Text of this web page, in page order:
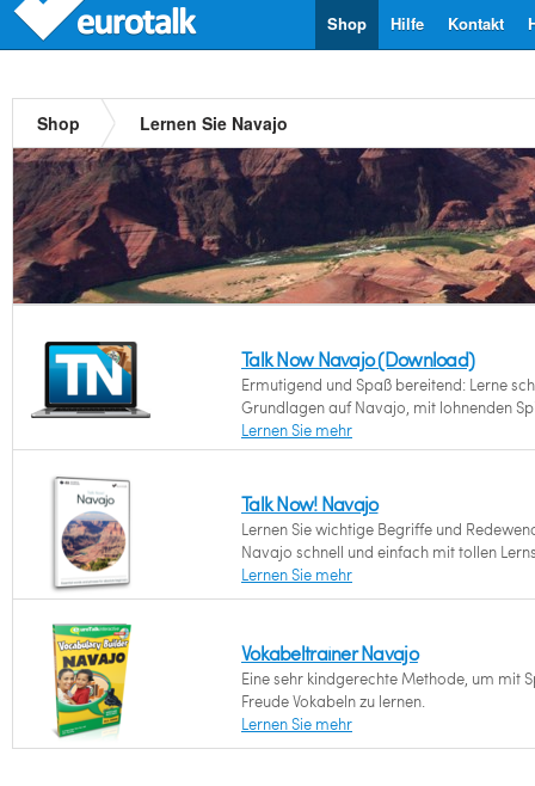
Kontakt
Hilfe
Shop
Shop Lernen Sie Navajo
Talk Now Navajo (Download)
Ermutigend und Spaß bereitend: Lerne
Grundlagen auf Navajo, mit lohnenden
Lernen Sie mehr
Talk Now! Navajo
Lernen Sie wichtige Begriffe und
Navajo schnell und einfach mit tollen
Lernen Sie mehr
Vokabeltrainer Navajo
Eine sehr kindgerechte Methode, um mit
Freude Vokabeln zu lernen.
Lernen Sie mehr